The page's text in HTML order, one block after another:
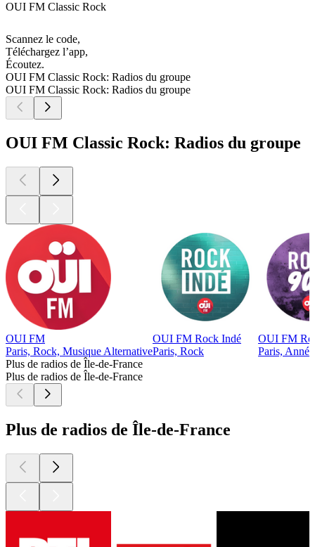
OUI FM Classic Rock
Scannez le code,
Téléchargez l’app,
Écoutez.
OUI FM Classic Rock: Radios du groupe
OUI FM Classic Rock: Radios du groupe
OUI FM Classic Rock: Radios du groupe
OUI FM
Paris, Rock, Musique Alternative
OUI FM Rock Indé
Paris, Rock
OUI FM
Paris,
Plus de radios de Île-de-France
Plus de radios de Île-de-France
Plus de radios de Île-de-France